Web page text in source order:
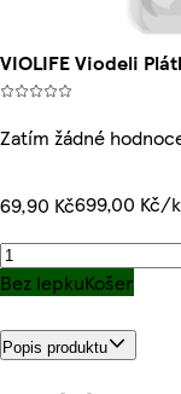
VIOLIFE Viodeli
Zatím žádné
69,90 Kč699,00 Kč/
Bez lepkuKošer
Popis produktu